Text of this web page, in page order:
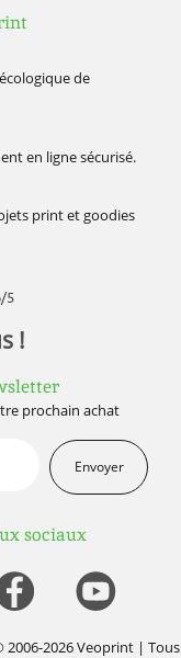
5
de
en ligne sécurisé.
print et goodies
!
prochain achat
Envoyer
sociaux
2026 Veoprint | Tous